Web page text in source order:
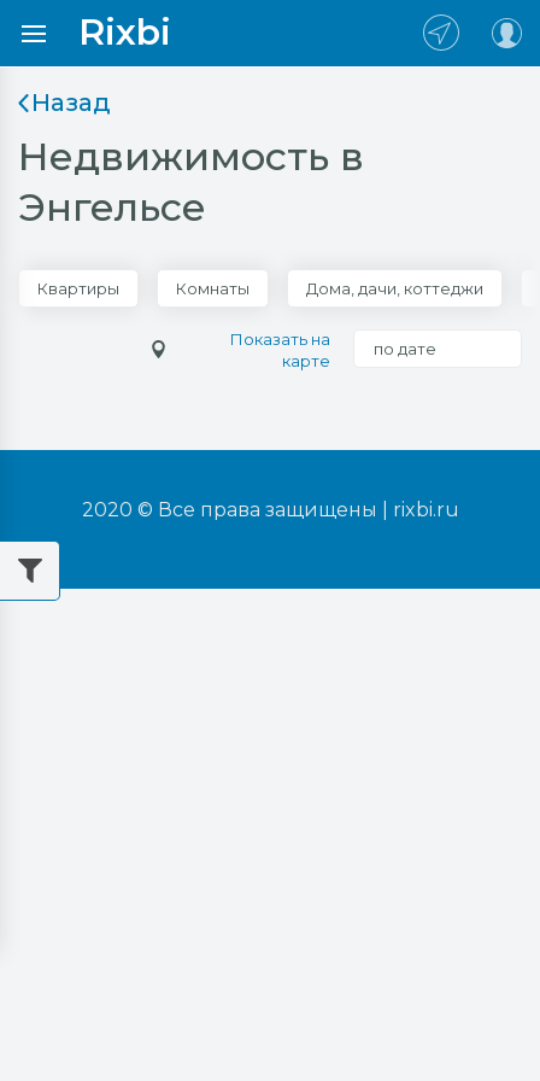
Rixbi
Назад
Недвижимость в
Энгельсе
Квартиры Комнаты Дома, дачи, коттеджи
Показать на
карте
по дате
2020 © Все права защищены | rixbi.ru